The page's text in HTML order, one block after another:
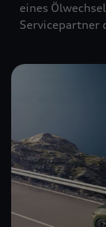
eines
Servicepartner